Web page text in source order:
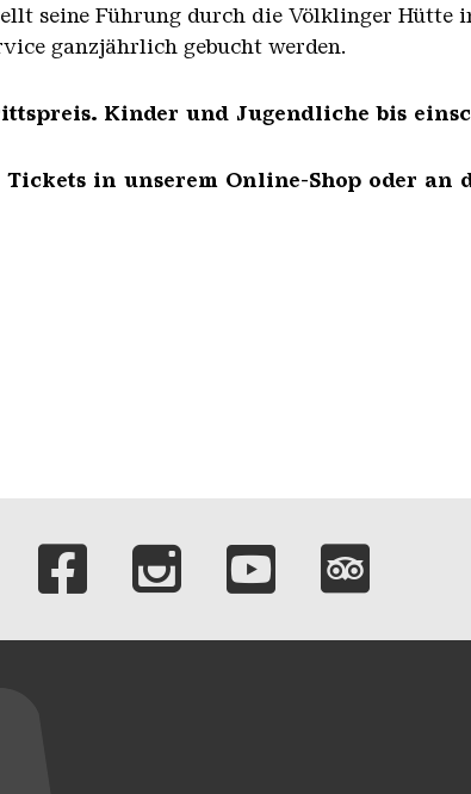
seine Führung durch die Völklinger Hütte
ganzjährlich gebucht werden.
Kinder und Jugendliche bis
in unserem Online-Shop oder an
Verlinkungen zu